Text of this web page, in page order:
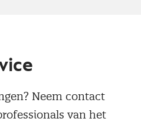
Neem contact
van het